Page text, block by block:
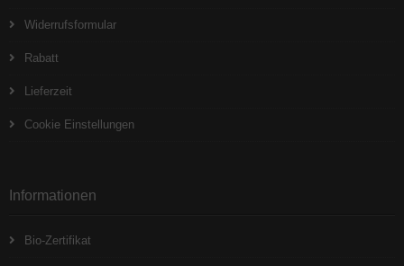
Widerrufsformular
Rabatt
Lieferzeit
Cookie Einstellungen
Informationen
Bio-Zertifikat